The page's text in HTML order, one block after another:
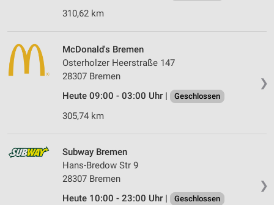
310,62 km
❯
McDonald's Bremen
Osterholzer Heerstraße 147
28307 Bremen
Heute 09:00 - 03:00 Uhr |
Geschlossen
305,74 km
❯
Subway Bremen
Hans-Bredow Str 9
28307 Bremen
Heute 10:00 - 23:00 Uhr |
Geschlossen